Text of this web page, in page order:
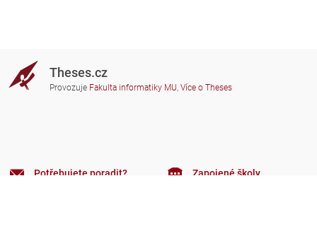
Theses.cz
Provozuje Fakulta informatiky MU, Více o Theses
Potřebujete poradit? Zapojené školy